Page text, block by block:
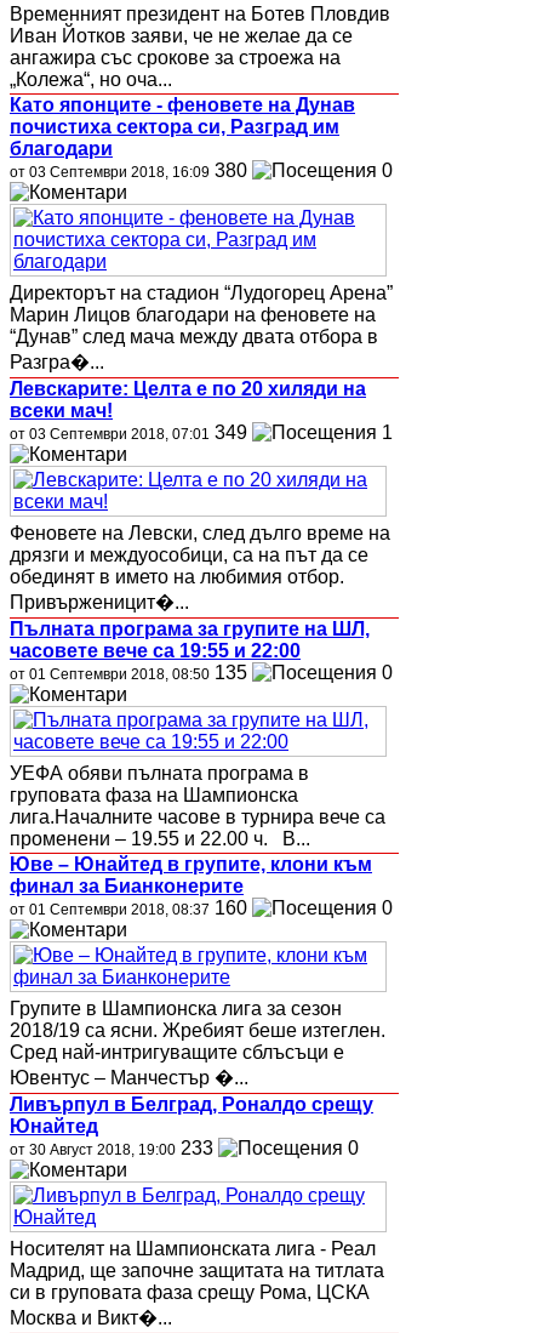
Временният президент на Ботев Пловдив
Иван Йотков заяви, че не желае да се
ангажира със срокове за строежа на
„Колежа“, но оча...
Като японците - феновете на Дунав
почистиха сектора си, Разград им
благодари
от 03 Септември 2018, 16:09 380 0
Директорът на стадион “Лудогорец Арена”
Марин Лицов благодари на феновете на
“Дунав” след мача между двата отбора в
Разгра�...
Левскарите: Целта е по 20 хиляди на
всеки мач!
от 03 Септември 2018, 07:01 349 1
Феновете на Левски, след дълго време на
дрязги и междуособици, са на път да се
обединят в името на любимия отбор.
Привърженицит�...
Пълната програма за групите на ШЛ,
часовете вече са 19:55 и 22:00
от 01 Септември 2018, 08:50 135 0
УЕФА обяви пълната програма в
груповата фаза на Шампионска
лига.Началните часове в турнира вече са
променени – 19.55 и 22.00 ч. В...
Юве – Юнайтед в групите, клони към
финал за Бианконерите
от 01 Септември 2018, 08:37 160 0
Групите в Шампионска лига за сезон
2018/19 са ясни. Жребият беше изтеглен.
Сред най-интригуващите сблъсъци е
Ювентус – Манчестър �...
Ливърпул в Белград, Роналдо срещу
Юнайтед
от 30 Август 2018, 19:00 233 0
Носителят на Шампионската лига - Реал
Мадрид, ще започне защитата на титлата
си в груповата фаза срещу Рома, ЦСКА
Москва и Викт�...